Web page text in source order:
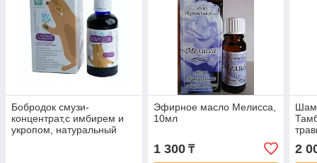
Бобродок смузи-
концентрат,с имбирем и
укропом, натуральный
Эфирное масло Мелисса,
10мл
1 300₸ 2